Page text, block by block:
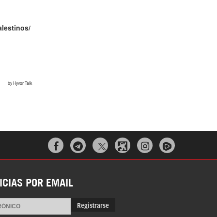
  
POR EMAIL
Registrarse